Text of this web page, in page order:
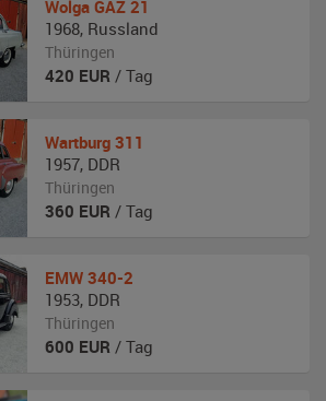
Wolga GAZ 21
1968, Russland
Thüringen
420 EUR / Tag
Wartburg 311
1957, DDR
Thüringen
360 EUR / Tag
EMW 340-2
1953, DDR
Thüringen
600 EUR / Tag